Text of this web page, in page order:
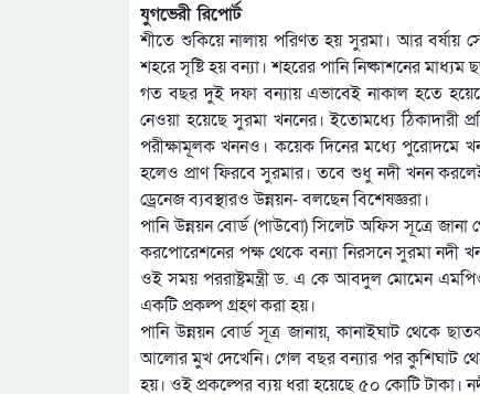
যুগভেরী রিপোর্ট
শীতে শুকিয়ে নালায় পরিণত হয় সুরমা। আর বর্ষায়
শহরে সৃষ্টি হয় বন্যা। শহরের পানি নিষ্কাশনের
গত বছর দুই দফা বন্যায় এভাবেই নাকাল হতে
নেওয়া হয়েছে সুরমা খননের। ইতোমধ্যে ঠিকাদারী
পরীক্ষামূলক খননও। কয়েক দিনের মধ্যে পুরোদমে
হলেও প্রাণ ফিরবে সুরমার। তবে শুধু নদী খনন
ড্রেনেজ ব্যবস্থারও উন্নয়ন- বলছেন বিশেষজ্ঞরা।
পানি উন্নয়ন বোর্ড (পাউবো) সিলেট অফিস সূত্রে
করপোরেশনের পক্ষ থেকে বন্যা নিরসনে সুরমা নদী
ওই সময় পররাষ্ট্রমন্ত্রী ড. এ কে আবদুল মোমেন
একটি প্রকল্প গ্রহণ করা হয়।
পানি উন্নয়ন বোর্ড সূত্র জানায়, কানাইঘাট থেকে
আলোর মুখ দেখেনি। গেল বছর বন্যার পর কুশিঘাট
হয়। ওই প্রকল্পের ব্যয় ধরা হয়েছে ৫০ কোটি টাকা।